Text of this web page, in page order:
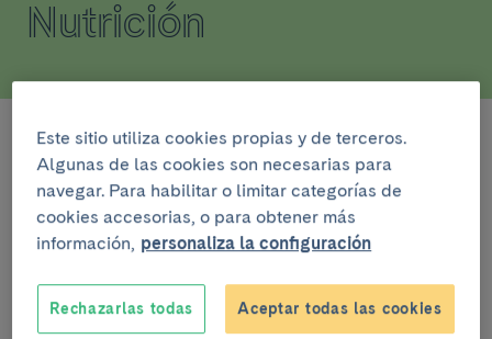
Nutrición
Salas de hospitalización
Consultas Externas
Endocrinología y nutrición
(Plató)
Este sitio utiliza cookies propias y de terceros.
Algunas de las cookies son necesarias para
navegar. Para habilitar o limitar categorías de
cookies accesorias, o para obtener más
información, personaliza la configuración
Rechazarlas todas Aceptar todas las cookies